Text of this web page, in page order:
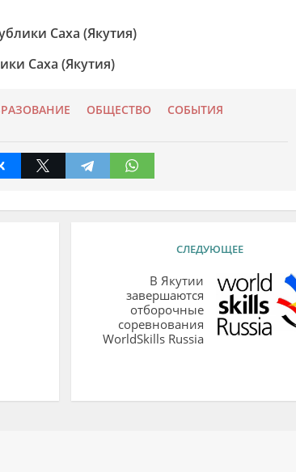
Саха (Якутия)
Саха (Якутия)
ОБЩЕСТВО СОБЫТИЯ
СЛЕДУЮЩЕЕ
В Якутии
завершаются
отборочные
соревнования
WorldSkills Russia